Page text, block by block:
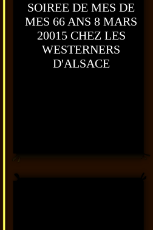
SOIREE DE MES DE
MES 66 ANS 8 MARS
20015 CHEZ LES
WESTERNERS
D'ALSACE